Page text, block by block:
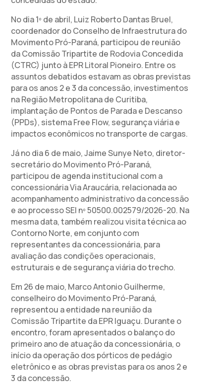
No dia 1º de abril, Luiz Roberto Dantas Bruel,
coordenador do Conselho de Infraestrutura do
Movimento Pró-Paraná, participou de reunião
da Comissão Tripartite de Rodovia Concedida
(CTRC) junto à EPR Litoral Pioneiro. Entre os
assuntos debatidos estavam as obras previstas
para os anos 2 e 3 da concessão, investimentos
na Região Metropolitana de Curitiba,
implantação de Pontos de Parada e Descanso
(PPDs), sistema Free Flow, segurança viária e
impactos econômicos no transporte de cargas.
Já no dia 6 de maio, Jaime Sunye Neto, diretor-
secretário do Movimento Pró-Paraná,
participou de agenda institucional com a
concessionária Via Araucária, relacionada ao
acompanhamento administrativo da concessão
e ao processo SEI nº 50500.002579/2026-20. Na
mesma data, também realizou visita técnica ao
Contorno Norte, em conjunto com
representantes da concessionária, para
avaliação das condições operacionais,
estruturais e de segurança viária do trecho.
Em 26 de maio, Marco Antonio Guilherme,
conselheiro do Movimento Pró-Paraná,
representou a entidade na reunião da
Comissão Tripartite da EPR Iguaçu. Durante o
encontro, foram apresentados o balanço do
primeiro ano de atuação da concessionária, o
início da operação dos pórticos de pedágio
eletrônico e as obras previstas para os anos 2 e
3 da concessão.